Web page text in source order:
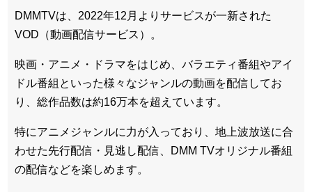
DMMTVは、2022年12月よりサービスが一新された
VOD（動画配信サービス）。
映画・アニメ・ドラマをはじめ、バラエティ番組やアイ
ドル番組といった様々なジャンルの動画を配信してお
り、総作品数は約16万本を超えています。
特にアニメジャンルに力が入っており、地上波放送に合
わせた先行配信・見逃し配信、DMM TVオリジナル番組
の配信などを楽しめます。